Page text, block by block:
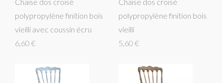
polypropylène finition bois
vieilli avec coussin écru
6,60 €
polypropylène finition bois
vieilli
5,60 €